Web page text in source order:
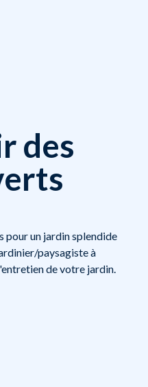
des
pour un jardin splendide
paysagiste à
de votre jardin.